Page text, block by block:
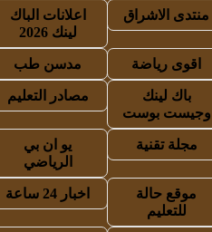
منتدى الاشراق
اعلانات الباك
لينك 2026
اقوى رياضة مدسن طب
باك لينك
وجيست بوست
مصادر التعليم
مجلة تقنية
يو ان بي
الرياضي
موقع حالة
للتعليم
اخبار 24 ساعة